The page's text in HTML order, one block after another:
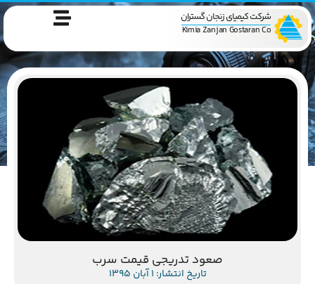
شرکت کیمیای زنجان گستران
Kimia Zanjan Gostaran Co
صعود تدریجی قیمت سرب
تاریخ انتشار: 1 آبان 1395